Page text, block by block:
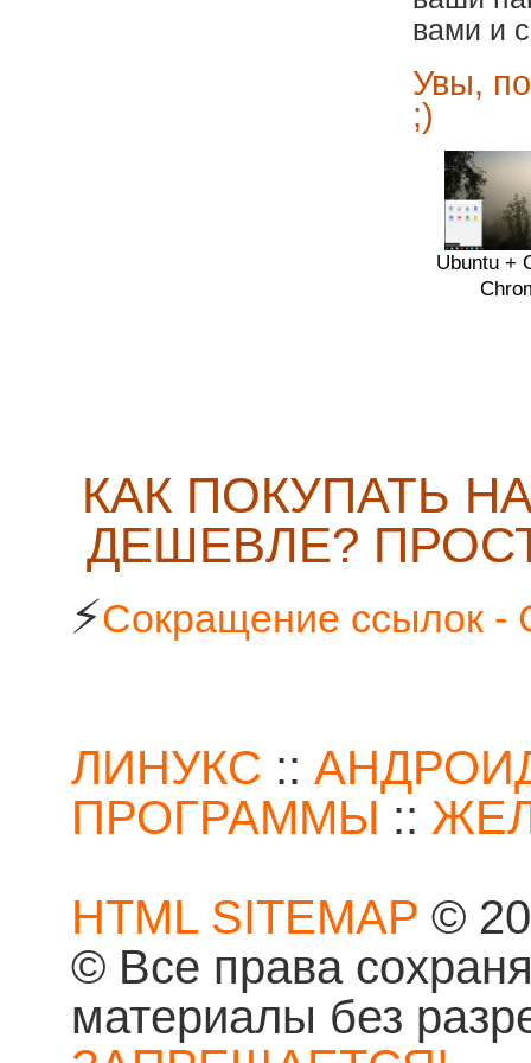
вами и
Увы,
;)
Ubuntu +
КАК ПОКУПАТЬ
ДЕШЕВЛЕ?
⚡Сокращение ссылок -
ЛИНУКС ::
ПРОГРАММЫ ::
HTML SITEMAP ©
© Все права
материалы без